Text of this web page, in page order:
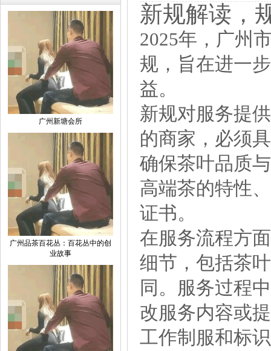
广州新塘会所
广州品茶百花丛：百花丛中的创
业故事
新规解读，
2025年，广州
规，旨在进一
益。
新规对服务提
的商家，必须
确保茶叶品质
高端茶的特性
证书。
在服务流程方
细节，包括茶
同。服务过程
改服务内容或
工作制服和标